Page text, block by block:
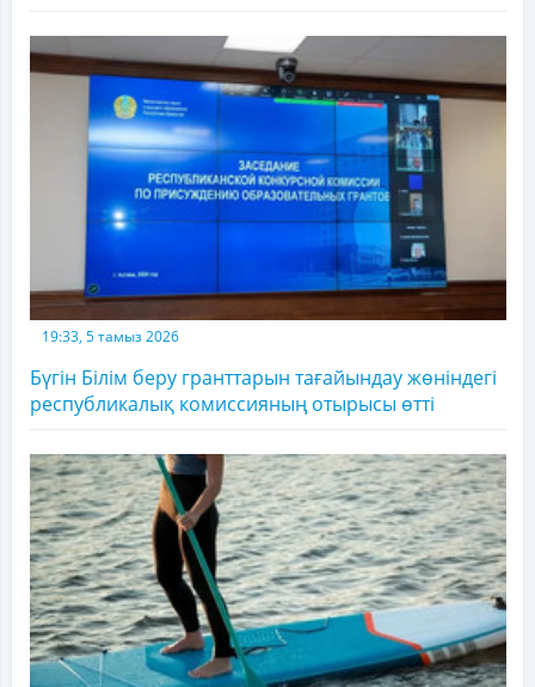
19:33, 5 тамыз 2026
Бүгін Білім беру гранттарын тағайындау жөніндегі
республикалық комиссияның отырысы өтті